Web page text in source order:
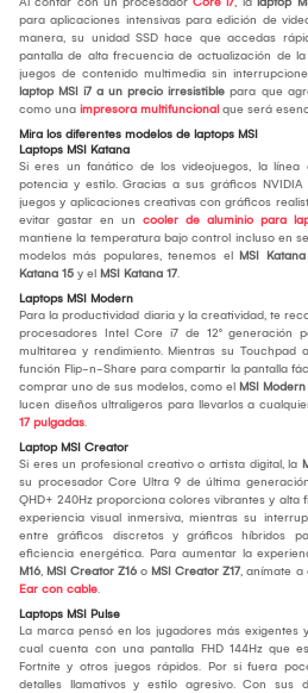
para aplicaciones intensivas para edición de
manera, su unidad SSD hace que accedas
pantalla de alta frecuencia de actualización de la
juegos de contenido multimedia sin
laptop MSI i7 a un precio irresistible para que
como una impresora multifuncional que será
Mira los diferentes modelos de laptops MSI
Laptops MSI Katana
Si eres un fanático de los videojuegos, la línea
potencia y estilo. Gracias a sus gráficos NVIDIA
juegos y aplicaciones creativas con gráficos
evitar gastar en un cooler de aluminio para
mantiene la temperatura bajo control incluso en
modelos más populares, tenemos el MSI
Katana 15 y el MSI Katana 17.
Laptops MSI Modern
Para la productividad diaria y la creatividad, te
procesadores Intel Core i7 de 12° generación
multitarea y rendimiento. Mientras su Touchpad
función Flip-n-Share para compartir la pantalla
comprar uno de sus modelos, como el MSI Modern
lucen diseños ultraligeros para llevarlos a
17 pulgadas.
Laptop MSI Creator
Si eres un profesional creativo o artista digital, la
su procesador Core Ultra 9 de última
QHD+ 240Hz proporciona colores vibrantes y
experiencia visual inmersiva, mientras su
entre gráficos discretos y gráficos híbridos
eficiencia energética. Para aumentar la
M16, MSI Creator Z16 o MSI Creator Z17, anímate a
Ear con cable.
Laptops MSI Pulse
La marca pensó en los jugadores más exigentes
cual cuenta con una pantalla FHD 144Hz que
Fortnite y otros juegos rápidos. Por si fuera
detalles llamativos y estilo agresivo. Con sus